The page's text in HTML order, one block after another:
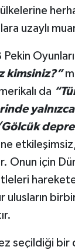
uzaylı
Pekin
kimsiniz?”
da
Onun için
seçildiği bir